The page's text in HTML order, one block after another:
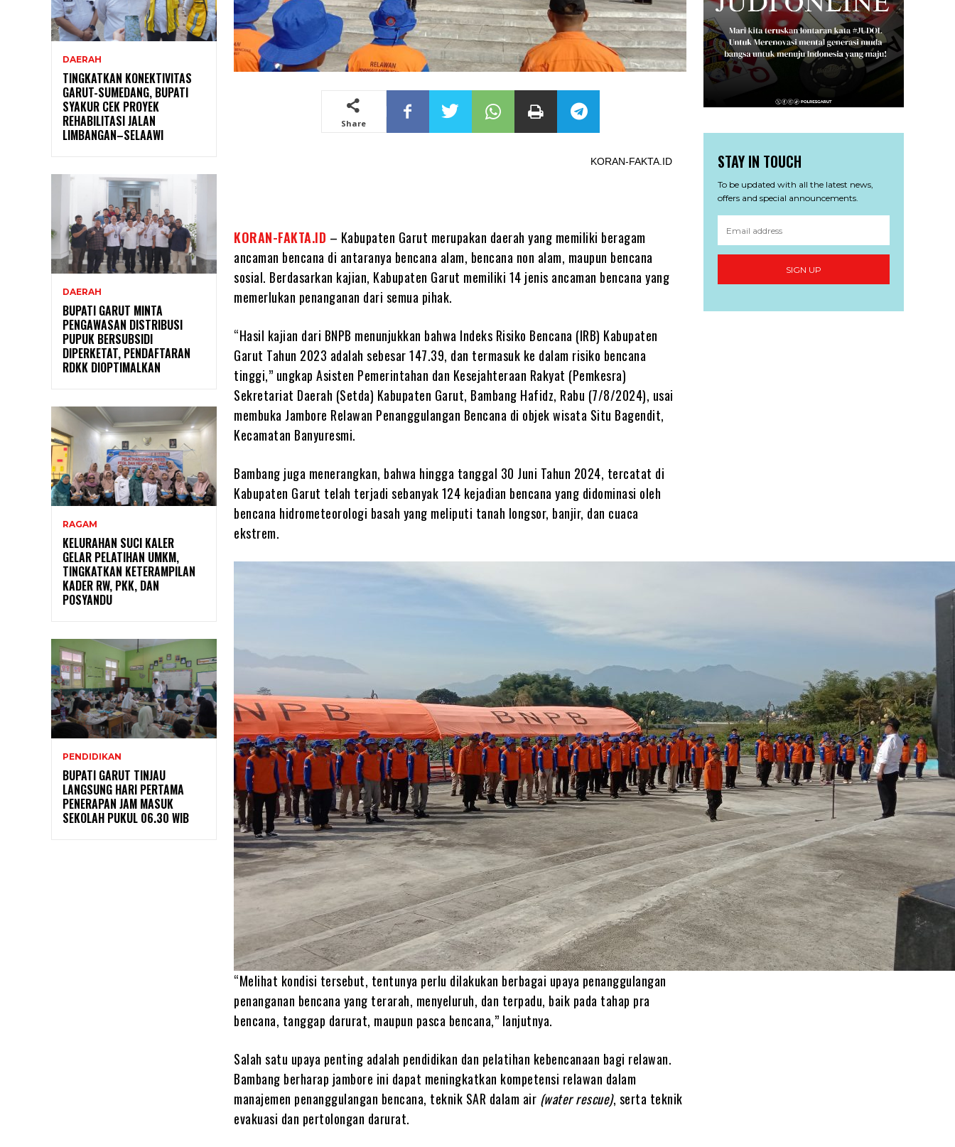
DAERAH
TINGKATKAN KONEKTIVITAS
GARUT-SUMEDANG, BUPATI
SYAKUR CEK PROYEK
REHABILITASI JALAN
LIMBANGAN–SELAAWI
DAERAH
BUPATI GARUT MINTA
PENGAWASAN DISTRIBUSI
PUPUK BERSUBSIDI
DIPERKETAT, PENDAFTARAN
RDKK DIOPTIMALKAN
RAGAM
KELURAHAN SUCI KALER
GELAR PELATIHAN UMKM,
TINGKATKAN KETERAMPILAN
KADER RW, PKK, DAN
POSYANDU
PENDIDIKAN
BUPATI GARUT TINJAU
LANGSUNG HARI PERTAMA
PENERAPAN JAM MASUK
SEKOLAH PUKUL 06.30 WIB
Share
KORAN-FAKTA.ID – Kabupaten Garut merupakan daerah yang memiliki beragam
ancaman bencana di antaranya bencana alam, bencana non alam, maupun bencana
sosial. Berdasarkan kajian, Kabupaten Garut memiliki 14 jenis ancaman bencana yang
memerlukan penanganan dari semua pihak.
“Hasil kajian dari BNPB menunjukkan bahwa Indeks Risiko Bencana (IRB) Kabupaten
Garut Tahun 2023 adalah sebesar 147.39, dan termasuk ke dalam risiko bencana
tinggi,” ungkap Asisten Pemerintahan dan Kesejahteraan Rakyat (Pemkesra)
Sekretariat Daerah (Setda) Kabupaten Garut, Bambang Hafidz, Rabu (7/8/2024), usai
membuka Jambore Relawan Penanggulangan Bencana di objek wisata Situ Bagendit,
Kecamatan Banyuresmi.
Bambang juga menerangkan, bahwa hingga tanggal 30 Juni Tahun 2024, tercatat di
Kabupaten Garut telah terjadi sebanyak 124 kejadian bencana yang didominasi oleh
bencana hidrometeorologi basah yang meliputi tanah longsor, banjir, dan cuaca
ekstrem.
“Melihat kondisi tersebut, tentunya perlu dilakukan berbagai upaya penanggulangan
penanganan bencana yang terarah, menyeluruh, dan terpadu, baik pada tahap pra
bencana, tanggap darurat, maupun pasca bencana,” lanjutnya.
Salah satu upaya penting adalah pendidikan dan pelatihan kebencanaan bagi relawan.
Bambang berharap jambore ini dapat meningkatkan kompetensi relawan dalam
manajemen penanggulangan bencana, teknik SAR dalam air (water rescue), serta teknik
evakuasi dan pertolongan darurat.
STAY IN TOUCH
To be updated with all the latest news,
offers and special announcements.
SIGN UP